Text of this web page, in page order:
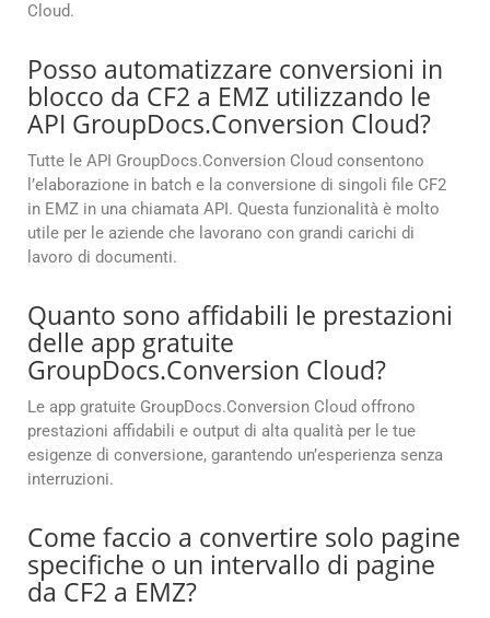
Cloud.
Posso automatizzare conversioni in
blocco da CF2 a EMZ utilizzando le
API GroupDocs.Conversion Cloud?
Tutte le API GroupDocs.Conversion Cloud consentono
l’elaborazione in batch e la conversione di singoli file CF2
in EMZ in una chiamata API. Questa funzionalità è molto
utile per le aziende che lavorano con grandi carichi di
lavoro di documenti.
Quanto sono affidabili le prestazioni
delle app gratuite
GroupDocs.Conversion Cloud?
Le app gratuite GroupDocs.Conversion Cloud offrono
prestazioni affidabili e output di alta qualità per le tue
esigenze di conversione, garantendo un’esperienza senza
interruzioni.
Come faccio a convertire solo pagine
specifiche o un intervallo di pagine
da CF2 a EMZ?